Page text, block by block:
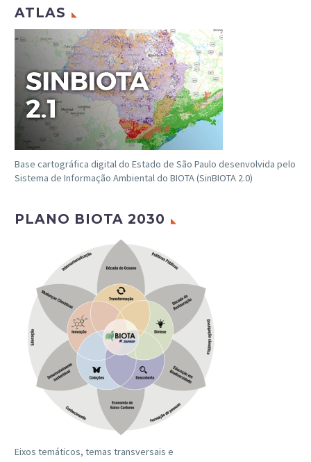
ATLAS
Base cartográfica digital do Estado de São Paulo desenvolvida pelo
Sistema de Informação Ambiental do BIOTA (SinBIOTA 2.0)
PLANO BIOTA 2030
Eixos temáticos, temas transversais e